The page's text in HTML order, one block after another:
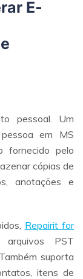
E-
pessoal. Um
em MS
fornecido pelo
cópias de
anotações e
Repairit for
PST
suporta
itens de